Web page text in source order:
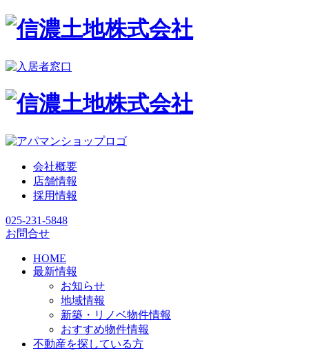
会社概要
店舗情報
採用情報
025-231-5848
お問合せ
HOME
最新情報
お知らせ
地域情報
新築・リノベ物件情報
おすすめ物件情報
不動産を探している方